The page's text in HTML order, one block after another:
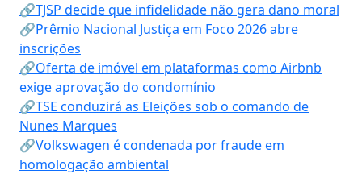
🔗TJSP decide que infidelidade não gera dano moral
🔗Prêmio Nacional Justiça em Foco 2026 abre
inscrições
🔗Oferta de imóvel em plataformas como Airbnb
exige aprovação do condomínio
🔗TSE conduzirá as Eleições sob o comando de
Nunes Marques
🔗Volkswagen é condenada por fraude em
homologação ambiental